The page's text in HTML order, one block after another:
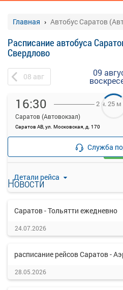
Главная Автобус Саратов
Расписание автобуса
Свердлово
08 авг 09
16:30
Саратов (Автовокзал)
Саратов АВ, ул. Московская, д. 170
2 ч. 25 м
Детали рейса
— Служба
Новости
Саратов - Тольятти ежедневно
24.07.2026
расписание рейсов Саратов -
28.05.2026